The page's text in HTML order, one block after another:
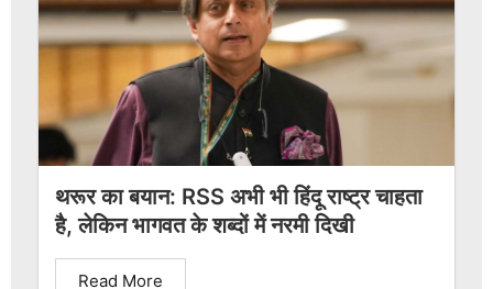
थरूर का बयान: RSS अभी भी हिंदू राष्ट्र चाहता
है, लेकिन भागवत के शब्दों में नरमी दिखी
Read More